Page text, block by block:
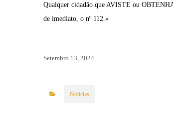
Qualquer cidadão que AVISTE ou
de imediato, o nº 112.»
Setembro 13, 2024
Noticias